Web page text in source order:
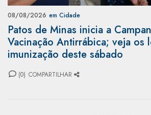
08/08/2026 em Cidade
Patos de Minas inicia a
Vacinação Antirrábica; veja os
imunização deste sábado
(0) COMPARTILHAR